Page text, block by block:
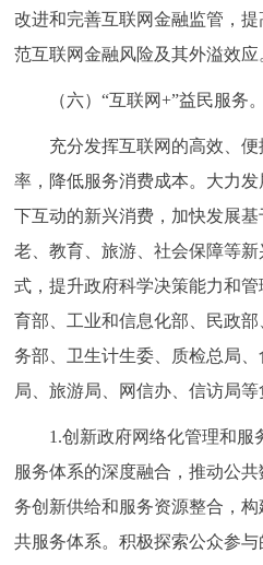
改进和完善互联网金融监管，
范互联网金融风险及其外溢效应
（六）“互联网+”益民服务。
充分发挥互联网的高效、便
率，降低服务消费成本。大力
下互动的新兴消费，加快发展
老、教育、旅游、社会保障等
式，提升政府科学决策能力和
育部、工业和信息化部、民政
务部、卫生计生委、质检总局
局、旅游局、网信办、信访局等
1.创新政府网络化管理和服
服务体系的深度融合，推动公
务创新供给和服务资源整合，
共服务体系。积极探索公众参